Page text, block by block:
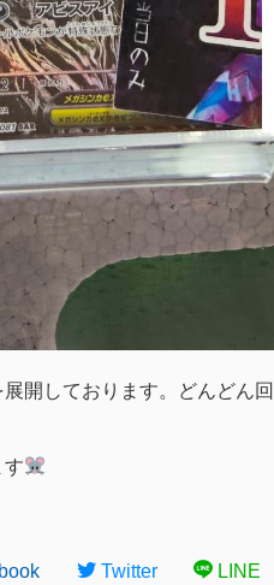
開しております。どんどん
す
Twitter LINE